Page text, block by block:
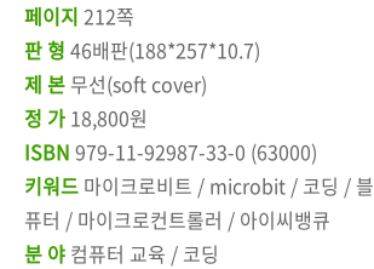
페이지 212쪽
판 형 46배판(188*257*10.7)
제 본 무선(soft cover)
정 가 18,800원
ISBN 979-11-92987-33-0 (63000)
키워드 마이크로비트 / microbit / 코딩 /
퓨터 / 마이크로컨트롤러 / 아이씨뱅큐
분 야 컴퓨터 교육 / 코딩